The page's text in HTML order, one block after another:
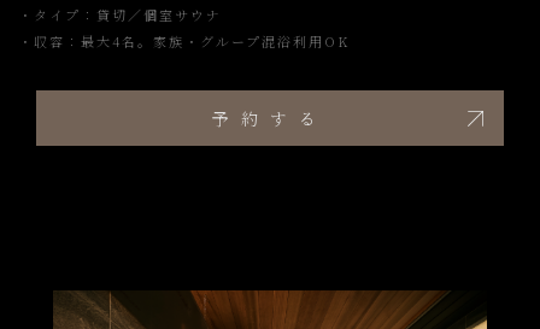
・タイプ：貸切／個室サウナ
・収容：最大4名。家族・グループ混浴利用OK
予約する